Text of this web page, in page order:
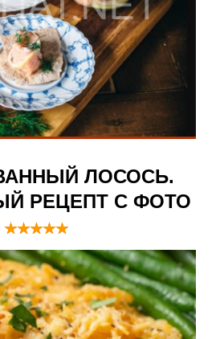
ЛОСОСЬ.
РЕЦЕПТ С ФОТО